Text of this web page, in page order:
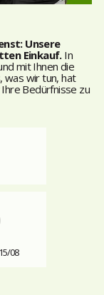
Unsere
Einkauf.In
mit Ihnen die
was wir tun, hat
Bedürfnisse zu
08